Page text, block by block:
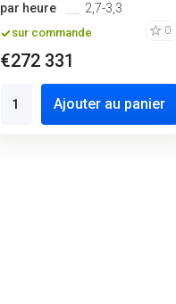
par heure
2,7-3,3
sur commande 0
€272 331
Ajouter au panier